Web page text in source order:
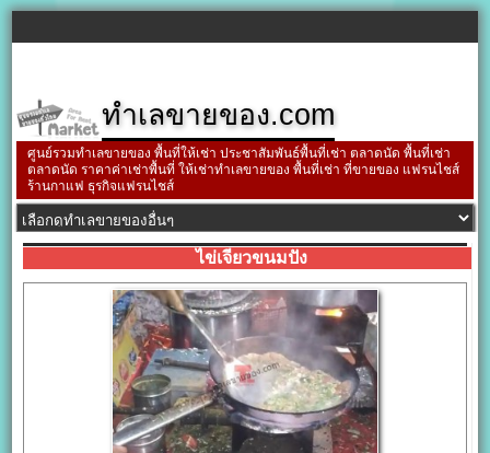
ทำเลขายของ.com
ศูนย์รวมทำเลขายของ พื้นที่ให้เช่า ประชาสัมพันธ์พื้นที่เช่า ตลาดนัด พื้นที่เช่า
ตลาดนัด ราคาค่าเช่าพื้นที่ ให้เช่าทำเลขายของ พื้นที่เช่า ที่ขายของ แฟรนไชส์
ร้านกาแฟ ธุรกิจแฟรนไชส์
ไข่เจียวขนมปัง